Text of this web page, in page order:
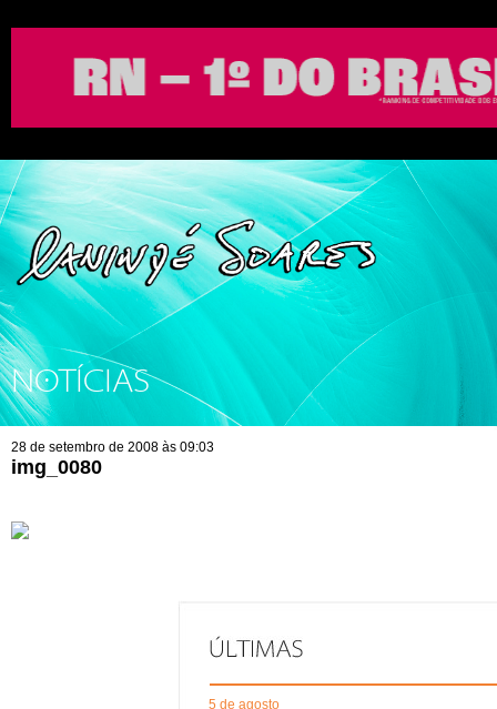
NOTÍCIAS
28 de setembro de 2008 às 09:03
img_0080
5 de agosto